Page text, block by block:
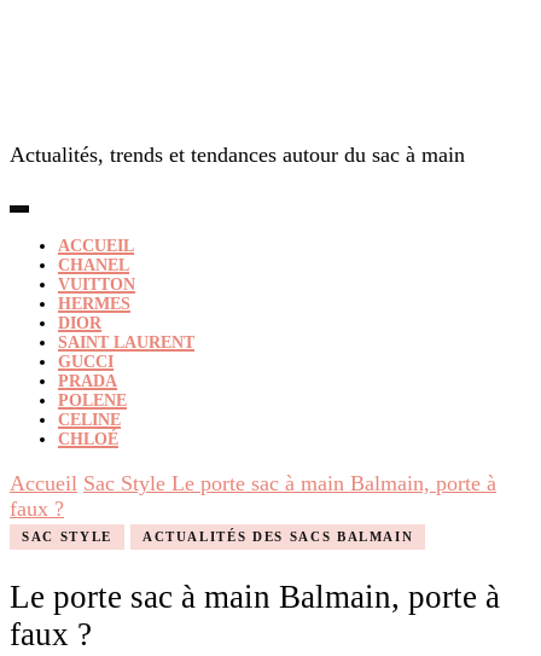
Actualités, trends et tendances autour du sac à main
ACCUEIL
CHANEL
VUITTON
HERMES
DIOR
SAINT LAURENT
GUCCI
PRADA
POLENE
CELINE
CHLOÉ
Accueil Sac Style Le porte sac à main Balmain, porte à
faux ?
SAC STYLE ACTUALITÉS DES SACS BALMAIN
Le porte sac à main Balmain, porte à
faux ?